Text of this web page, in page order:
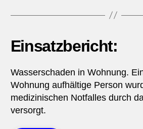
Einsatzbericht:
Wasserschaden in Wohnung.
Wohnung aufhältige Person
medizinischen Notfalles durch
versorgt.